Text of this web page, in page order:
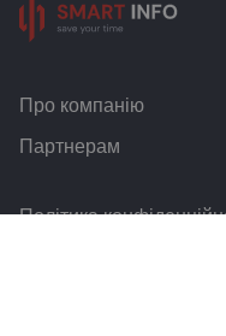
Про компанію
Партнерам
Політика